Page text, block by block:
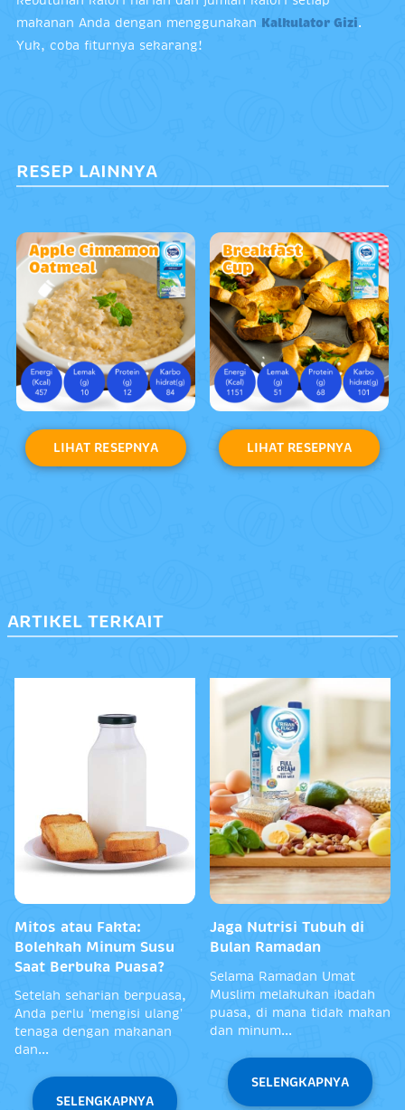
makanan Anda dengan menggunakan
Kalkulator Gizi.
Yuk, coba fiturnya sekarang!
RESEP LAINNYA
LIHAT RESEPNYA
ARTIKEL TERKAIT
17 Makanan Sahur
Kenyang Lebih Lama dan
Tips Sahur Berenergi
Demi mengawali puasa
yang baik dan tetap
berenergi sepanjang hari,
diawali denga...
SELENGKAPNYA
5 Menu Sahur Sehat
Agar Tidak Lemas
Kamu perlu membuat resep
sahur bernutrisi sebagai
bekal kamu menjalani